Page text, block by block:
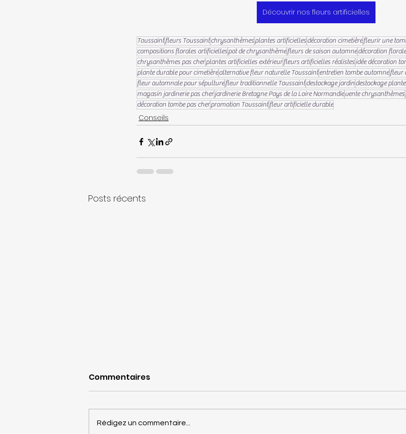
Découvrir nos fleurs artificielles
Toussaintfleurs Toussaintchrysanthèmesplantes artificiellesdécoration cimetièrefleurir une
compositions florales artificiellespot de chrysanthèmefleurs de saison automnedécoration
chrysanthèmes pas cherplantes artificielles extérieurfleurs artificielles réalistesidée décoration
plante durable pour cimetièrealternative fleur naturelle Toussaintentretien tombe automnefleur
fleur automnale pour sépulturefleur traditionnelle Toussaintdestockage jardindestockage
magasin jardinerie pas cherjardinerie Bretagne Pays de la Loire Normandievente chrysanthèmes
décoration tombe pas cherpromotion Toussaintfleur artificielle durable
Conseils
Posts récents
Commentaires
Rédigez un commentaire...